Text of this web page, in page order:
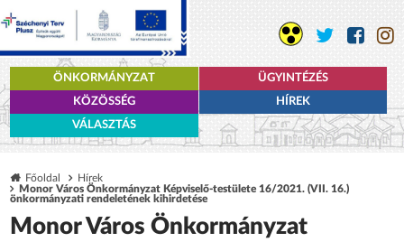
ÖNKORMÁNYZAT
ÜGYINTÉZÉS
KÖZÖSSÉG
HÍREK
VÁLASZTÁS
Főoldal
Hírek
Monor Város Önkormányzat Képviselő-testülete 16/2021. (VII. 16.)
önkormányzati rendeletének kihirdetése
Monor Város Önkormányzat